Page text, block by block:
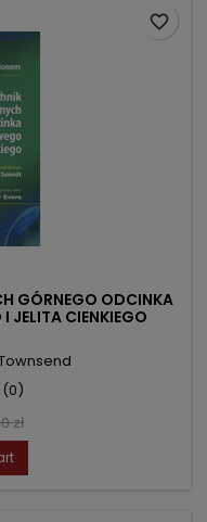
GÓRNEGO ODCINKA
JELITA CIENKIEGO
(0)
zł
favorite_border